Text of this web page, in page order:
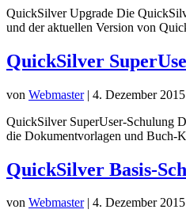
QuickSilver Upgrade Die
und der aktuellen Version von
QuickSilver
von Webmaster| 4. Dezember 2015
QuickSilver SuperUser-Schulung
die Dokumentvorlagen und Buch-
QuickSilver Basis-
von Webmaster| 4. Dezember 2015